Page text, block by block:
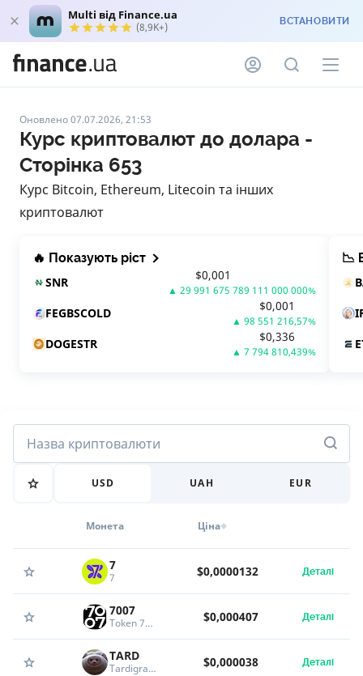
Multi від Finance.ua
(8,9K+) ВСТАНОВИТИ
Оновлено 07.07.2026, 21:53
Курс криптовалют до долара -
Сторінка 653
Курс Bitcoin, Ethereum, Litecoin та інших
криптовалют
🔥 Показують ріст
SNR
$0,001
▲ 29 991 675 789 111 000 000%
FEGBSCOLD $0,001
▲ 98 551 216,57%
DOGESTR $0,336
▲ 7 794 810,439%
📉
USD UAH EUR
Монета Ціна
7
7 $0,0000132 Деталі
7007
Token 7007 $0,000407 Деталі
TARD
Tardigrades Cult $0,000038 Деталі